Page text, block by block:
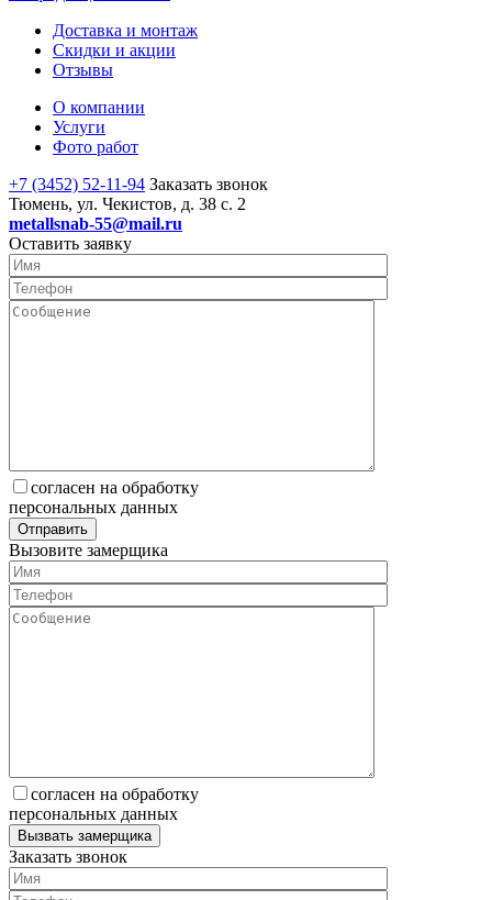
Доставка и монтаж
Скидки и акции
Отзывы
О компании
Услуги
Фото работ
+7 (3452) 52-11-94 Заказать звонок
Тюмень, ул. Чекистов, д. 38 с. 2
metallsnab-55@mail.ru
Оставить заявку
согласен на обработку
персональных данных
Вызовите замерщика
согласен на обработку
персональных данных
Заказать звонок